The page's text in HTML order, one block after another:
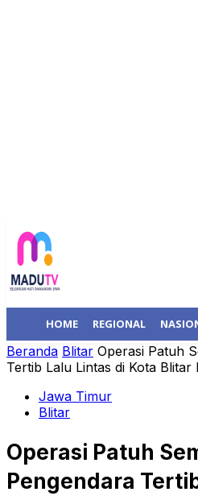
HOME REGIONAL
Beranda Blitar Operasi Patuh
Tertib Lalu Lintas di Kota Blitar
Jawa Timur
Blitar
Operasi Patuh
Pengendara